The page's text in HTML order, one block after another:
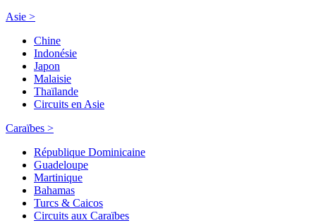
Asie >
Chine
Indonésie
Japon
Malaisie
Thaïlande
Circuits en Asie
Caraïbes >
République Dominicaine
Guadeloupe
Martinique
Bahamas
Turcs & Caicos
Circuits aux Caraïbes